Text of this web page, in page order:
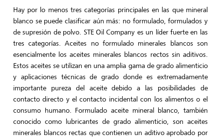
Hay por lo menos tres categorías principales en las que mineral
blanco se puede clasificar aún más: no formulado, formulados y
de supresión de polvo. STE Oil Company es un líder fuerte en las
tres categorías. Aceites no formulado minerales blancos son
esencialmente los aceites minerales blancos rectos sin aditivos.
Estos aceites se utilizan en una amplia gama de grado alimenticio
y aplicaciones técnicas de grado donde es extremadamente
importante pureza del aceite debido a las posibilidades de
contacto directo y el contacto incidental con los alimentos o el
consumo humano. Formulado aceite mineral blanco, también
conocido como lubricantes de grado alimenticio, son aceites
minerales blancos rectas que contienen un aditivo aprobado por